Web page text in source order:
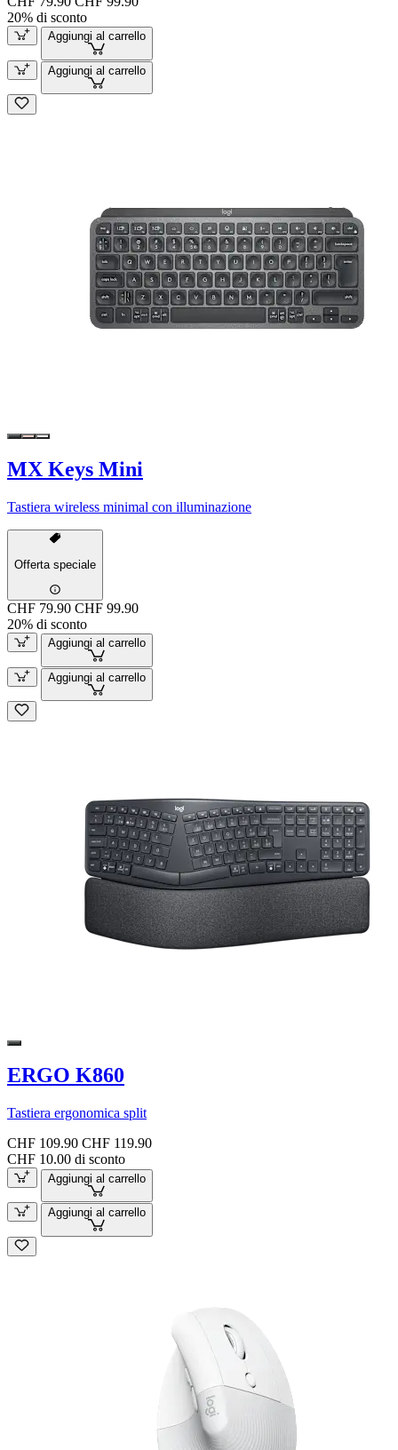
20% di sconto
Aggiungi al carrello
Aggiungi al carrello
MX Keys Mini
Tastiera wireless minimal con illuminazione
Offerta speciale
CHF 79.90 CHF 99.90
20% di sconto
Aggiungi al carrello
Aggiungi al carrello
ERGO K860
Tastiera ergonomica split
CHF 109.90 CHF 119.90
CHF 10.00 di sconto
Aggiungi al carrello
Aggiungi al carrello